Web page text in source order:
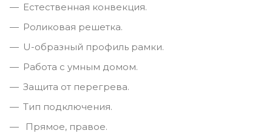
Естественная конвекция.
Роликовая решетка.
U-образный профиль рамки.
Работа с умным домом.
Защита от перегрева.
Тип подключения.
Прямое, правое.